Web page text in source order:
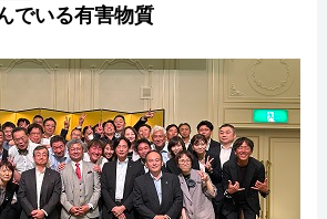
でいる有害物質